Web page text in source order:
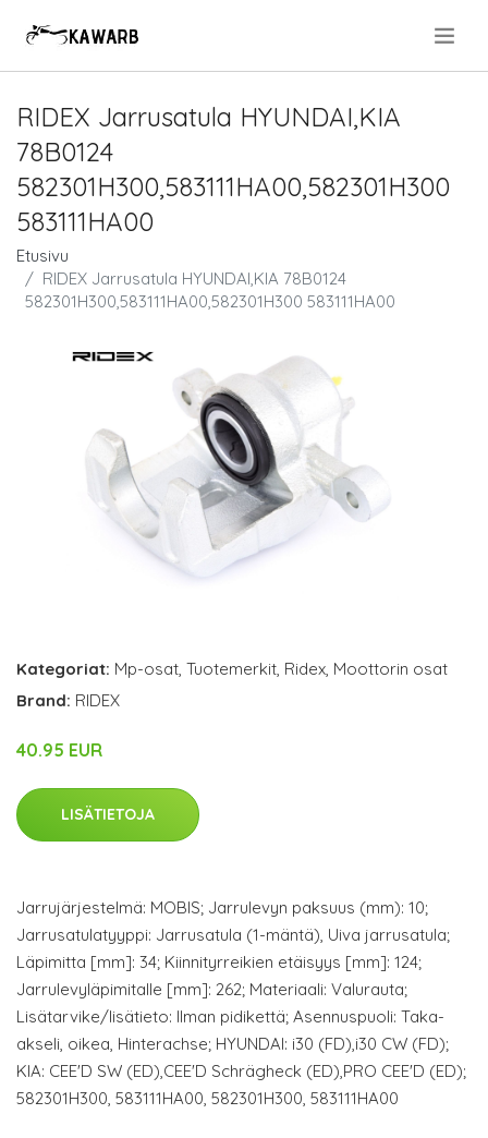
RIDEX Jarrusatula HYUNDAI,KIA
78B0124
582301H300,583111HA00,582301H300
583111HA00
Etusivu
RIDEX Jarrusatula HYUNDAI,KIA 78B0124
582301H300,583111HA00,582301H300 583111HA00
Kategoriat: Mp-osat, Tuotemerkit, Ridex, Moottorin osat
Brand: RIDEX
40.95 EUR
LISÄTIETOJA
Jarrujärjestelmä: MOBIS; Jarrulevyn paksuus (mm): 10;
Jarrusatulatyyppi: Jarrusatula (1-mäntä), Uiva jarrusatula;
Läpimitta [mm]: 34; Kiinnityrreikien etäisyys [mm]: 124;
Jarrulevyläpimitalle [mm]: 262; Materiaali: Valurauta;
Lisätarvike/lisätieto: Ilman pidikettä; Asennuspuoli: Taka-
akseli, oikea, Hinterachse; HYUNDAI: i30 (FD),i30 CW (FD);
KIA: CEE'D SW (ED),CEE'D Schrägheck (ED),PRO CEE'D (ED);
582301H300, 583111HA00, 582301H300, 583111HA00